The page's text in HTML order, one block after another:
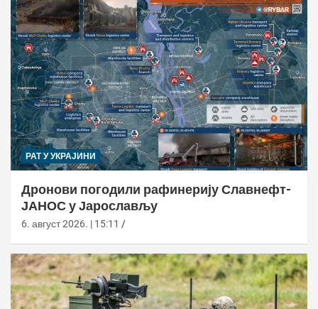
РАТ У УКРАЈИНИ
Дронови погодили рафинерију Славнефт-
ЈАНОС у Јарослављу
6. август 2026. | 15:11